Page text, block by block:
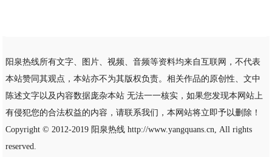
阳泉热线所有文字、图片、视频、音频等资料均来自互联网，不代表
本站赞同其观点，本站亦不为其版权负责。相关作品的原创性、文中
陈述文字以及内容数据庞杂本站 无法一一核实，如果您发现本网站上
有侵犯您的合法权益的内容，请联系我们，本网站将立即予以删除！
Copyright © 2012-2019 阳泉热线http://www.yangquans.cn, All rights
reserved.